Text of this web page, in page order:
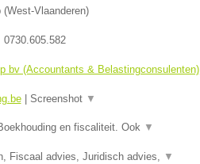
(West-Vlaanderen)
0730.605.582
bv (Accountants & Belastingconsulenten)
| Screenshot ▼
en fiscaliteit. Ook ▼
Fiscaal advies, Juridisch advies, ▼